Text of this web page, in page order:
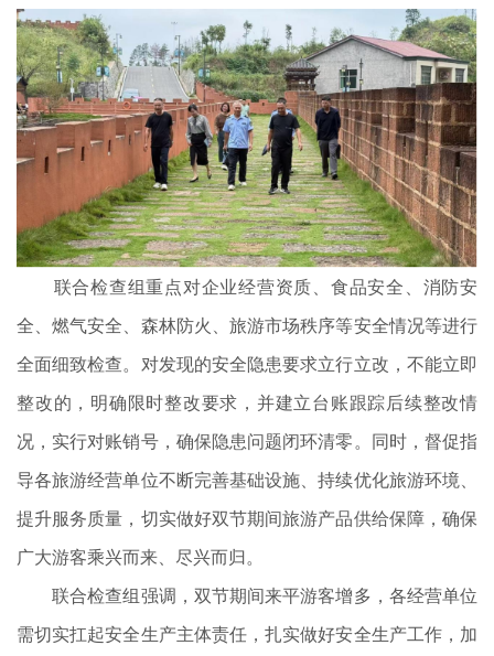
联合检查组重点对企业经营资质、食品安全、消防安
全、燃气安全、森林防火、旅游市场秩序等安全情况等进行
全面细致检查。对发现的安全隐患要求立行立改，不能立即
整改的，明确限时整改要求，并建立台账跟踪后续整改情
况，实行对账销号，确保隐患问题闭环清零。同时，督促指
导各旅游经营单位不断完善基础设施、持续优化旅游环境、
提升服务质量，切实做好双节期间旅游产品供给保障，确保
广大游客乘兴而来、尽兴而归。
联合检查组强调，双节期间来平游客增多，各经营单位
需切实扛起安全生产主体责任，扎实做好安全生产工作，加